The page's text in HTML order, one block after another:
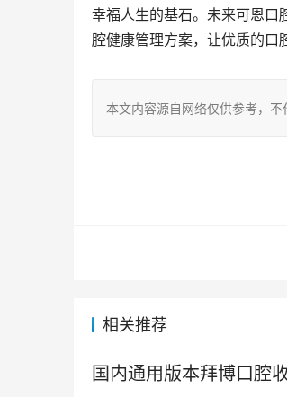
幸福人生的基石。未来可恩口
腔健康管理方案，让优质的口
本文内容源自网络仅供参考，
相关推荐
国内通用版本拜博口腔